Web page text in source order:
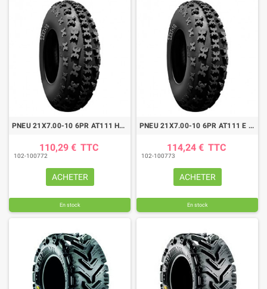
PNEU 21X7.00-10 6PR AT111 HD ETL
110,29 € TTC
102-100772
ACHETER
En stock
PNEU 21X7.00-10 6PR AT111 E TL
114,24 € TTC
102-100773
ACHETER
En stock